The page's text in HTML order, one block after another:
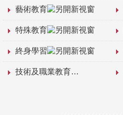
藝術教育
特殊教育
終身學習
技術及職業教育